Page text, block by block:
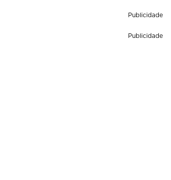
Publicidade
Publicidade